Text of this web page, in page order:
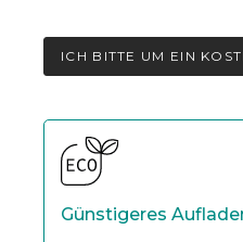
ICH BITTE UM EIN
Günstigeres